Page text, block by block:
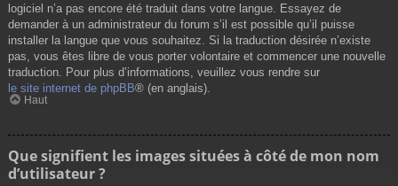
logiciel n’a pas encore été traduit dans votre langue. Essayez de
demander à un administrateur du forum s’il est possible qu’il puisse
installer la langue que vous souhaitez. Si la traduction désirée n’existe
pas, vous êtes libre de vous porter volontaire et commencer une nouvelle
traduction. Pour plus d’informations, veuillez vous rendre sur
le site internet de phpBB® (en anglais).
Haut
Que signifient les images situées à côté de mon nom
d’utilisateur ?